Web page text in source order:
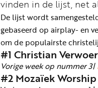
vinden in de lijst, net
De lijst wordt
gebaseerd op airplay- en
om de populairste
#1 Christian
Vorige week op nummer 3|
#2 Mozaïek